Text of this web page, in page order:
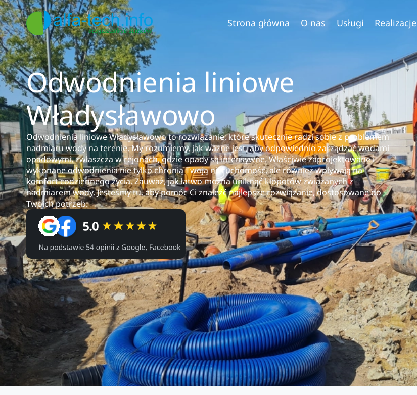
Strona główna O nas Usługi Realizacje
Odwodnienia liniowe
Władysławowo
Odwodnienia liniowe Władysławowo to rozwiązanie, które skutecznie radzi sobie z problemem
nadmiaru wody na terenie. My rozumiemy, jak ważne jest, aby odpowiednio zarządzać wodami
opadowymi, zwłaszcza w rejonach, gdzie opady są intensywne. Właściwie zaprojektowane i
wykonane odwodnienia nie tylko chronią Twoją nieruchomość, ale również wpływają na
komfort codziennego życia. Zauważ, jak łatwo można uniknąć kłopotów związanych z
nadmiarem wody. Jesteśmy tu, aby pomóc Ci znaleźć najlepsze rozwiązanie, dostosowane do
Twoich potrzeb.